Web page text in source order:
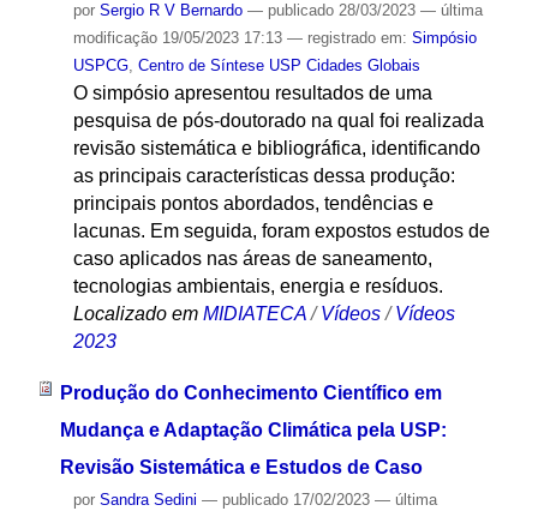
por Sergio R V Bernardo — publicado28/03/2023 — última
modificação19/05/2023 17:13 — registrado em: Simpósio
USPCG, Centro de Síntese USP Cidades Globais
O simpósio apresentou resultados de uma
pesquisa de pós-doutorado na qual foi realizada
revisão sistemática e bibliográfica, identificando
as principais características dessa produção:
principais pontos abordados, tendências e
lacunas. Em seguida, foram expostos estudos de
caso aplicados nas áreas de saneamento,
tecnologias ambientais, energia e resíduos.
Localizado em MIDIATECA /Vídeos /Vídeos
2023
Produção do Conhecimento Científico em
Mudança e Adaptação Climática pela USP:
Revisão Sistemática e Estudos de Caso
por Sandra Sedini — publicado17/02/2023 — última